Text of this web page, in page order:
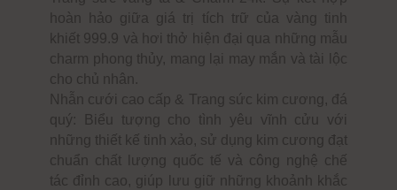
hoàn hảo giữa giá trị tích trữ của vàng tinh
khiết 999.9 và hơi thở hiện đại qua những mẫu
charm phong thủy, mang lại may mắn và tài lộc
cho chủ nhân.
Nhẫn cưới cao cấp & Trang sức kim cương, đá
quý: Biểu tượng cho tình yêu vĩnh cửu với
những thiết kế tinh xảo, sử dụng kim cương đạt
chuẩn chất lượng quốc tế và công nghệ chế
tác đỉnh cao, giúp lưu giữ những khoảnh khắc